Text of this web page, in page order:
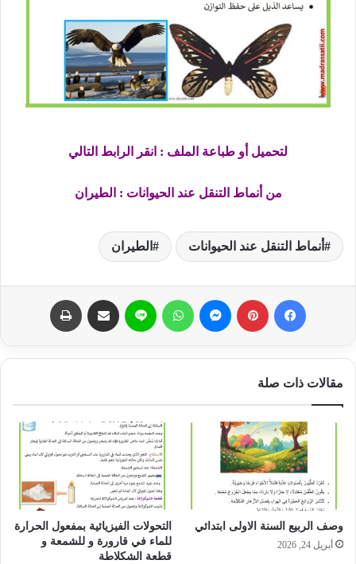
لتحميل أو طباعة الملف : انقر الرابط التالي
من أنماط التنقل عند الحيوانات : الطيران
أنماط التنقل عند الحيوانات الطيران
مقالات ذات صلة
وصف الربيع السنة الاولى ابتدائي
أبريل 24, 2026
التحولات الفيزيائية بمفعول الحرارة
للماء في قارورة و للشمعة و
قطعة الشكلاطة